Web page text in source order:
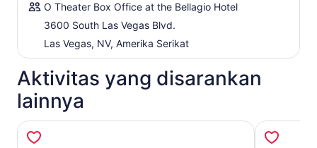
O Theater Box Office at the Bellagio Hotel
3600 South Las Vegas Blvd.
Las Vegas, NV, Amerika Serikat
Aktivitas yang disarankan
lainnya